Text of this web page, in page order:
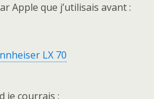
Apple que j’utilisais avant :
LX 70
je courrais :